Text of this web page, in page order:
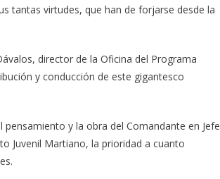
tantas virtudes, que han de forjarse desde la
director de la Oficina del Programa
y conducción de este gigantesco
y la obra del Comandante en Jefe
Juvenil Martiano, la prioridad a cuanto